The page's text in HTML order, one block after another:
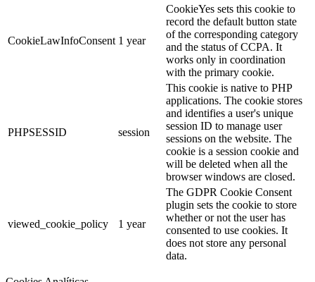
CookieLawInfoConsent 1 year
CookieYes sets this cookie to
record the default button state
of the corresponding category
and the status of CCPA. It
works only in coordination
with the primary cookie.
PHPSESSID session
This cookie is native to PHP
applications. The cookie stores
and identifies a user's unique
session ID to manage user
sessions on the website. The
cookie is a session cookie and
will be deleted when all the
browser windows are closed.
viewed_cookie_policy 1 year
The GDPR Cookie Consent
plugin sets the cookie to store
whether or not the user has
consented to use cookies. It
does not store any personal
data.